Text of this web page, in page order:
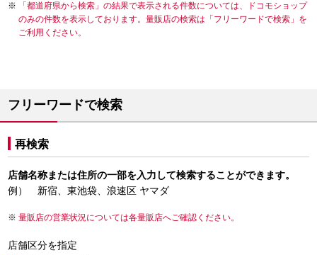
「都道府県から検索」の結果で表示される件数については、ドコモショップ
のみの件数を表示しております。量販店の検索は「フリーワードで検索」を
ご利用ください。
フリーワードで検索
再検索
店舗名称または住所の一部を入力して検索することができます。
例） 新宿、東池袋、浪速区 ヤマダ
量販店の営業状況については各量販店へご確認ください。
店舗区分を指定